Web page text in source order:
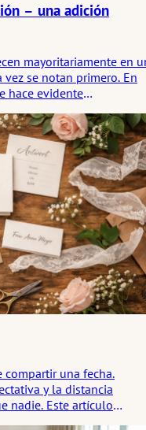
– una adición
mayoritariamente en
se notan primero. En
hace evidente
Los velos, zapatos,
el vestido, sino el
la práctica muestran
qué los accesorios a
se quedan.
compartir una fecha.
y la distancia
nadie. Este artículo